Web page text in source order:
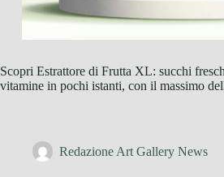
Scopri Estrattore di Frutta XL: succhi
vitamine in pochi istanti, con il massimo
Redazione Art Gallery News